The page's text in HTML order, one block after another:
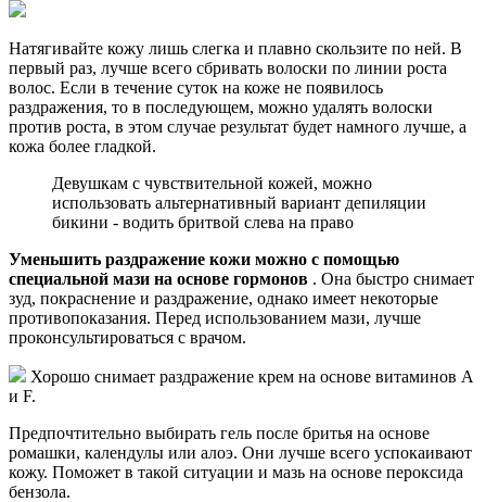
Натягивайте кожу лишь слегка и плавно скользите по ней. В
первый раз, лучше всего сбривать волоски по линии роста
волос. Если в течение суток на коже не появилось
раздражения, то в последующем, можно удалять волоски
против роста, в этом случае результат будет намного лучше, а
кожа более гладкой.
Девушкам с чувствительной кожей, можно
использовать альтернативный вариант депиляции
бикини - водить бритвой слева на право
Уменьшить раздражение кожи можно с помощью
специальной мази на основе гормонов . Она быстро снимает
зуд, покраснение и раздражение, однако имеет некоторые
противопоказания. Перед использованием мази, лучше
проконсультироваться с врачом.
Хорошо снимает раздражение крем на основе витаминов A
и F.
Предпочтительно выбирать гель после бритья на основе
ромашки, календулы или алоэ. Они лучше всего успокаивают
кожу. Поможет в такой ситуации и мазь на основе пероксида
бензола.